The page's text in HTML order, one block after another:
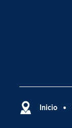
Inicio